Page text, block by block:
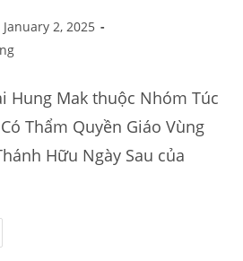
January 2, 2025
Hung Mak thuộc Nhóm Túc
Thẩm Quyền Giáo Vùng
Hữu Ngày Sau của